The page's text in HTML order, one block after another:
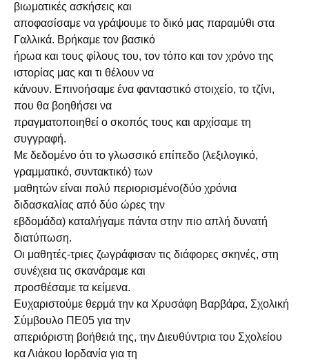
βιωματικές ασκήσεις και
αποφασίσαμε να γράψουμε το δικό μας παραμύθι στα
Γαλλικά. Βρήκαμε τον βασικό
ήρωα και τους φίλους του, τον τόπο και τον χρόνο της
ιστορίας μας και τι θέλουν να
κάνουν. Επινοήσαμε ένα φανταστικό στοιχείο, το τζίνι,
που θα βοηθήσει να
πραγματοποιηθεί ο σκοπός τους και αρχίσαμε τη
συγγραφή.
Με δεδομένο ότι το γλωσσικό επίπεδο (λεξιλογικό,
γραμματικό, συντακτικό) των
μαθητών είναι πολύ περιορισμένο(δύο χρόνια
διδασκαλίας από δύο ώρες την
εβδομάδα) καταλήγαμε πάντα στην πιο απλή δυνατή
διατύπωση.
Οι μαθητές-τριες ζωγράφισαν τις διάφορες σκηνές, στη
συνέχεια τις σκανάραμε και
προσθέσαμε τα κείμενα.
Ευχαριστούμε θερμά την κα Χρυσάφη Βαρβάρα, Σχολική
Σύμβουλο ΠΕ05 για την
απεριόριστη βοήθειά της, την Διευθύντρια του Σχολείου
κα Λιάκου Ιορδανία για τη